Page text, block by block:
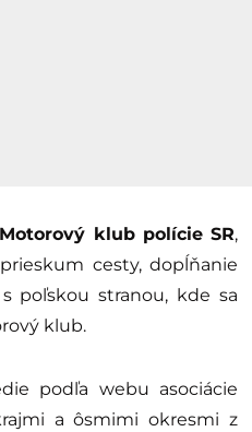
Motorový klub polície SR,
cesty, dopĺňanie
poľskou stranou, kde sa
klub.
podľa webu asociácie
a ôsmimi okresmi z